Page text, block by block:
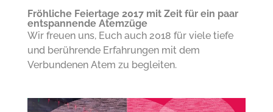
Fröhliche Feiertage 2017 mit Zeit für ein paar
entspannende Atemzüge
Wir freuen uns, Euch auch 2018 für viele tiefe
und berührende Erfahrungen mit dem
Verbundenen Atem zu begleiten.